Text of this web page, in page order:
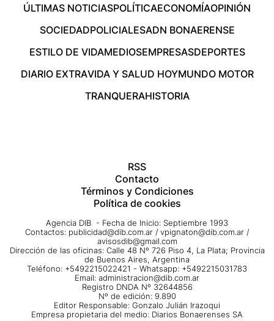
ÚLTIMAS NOTICIASPOLÍTICAECONOMÍAOPINIÓN
SOCIEDADPOLICIALESADN BONAERENSE
ESTILO DE VIDAMEDIOSEMPRESASDEPORTES
DIARIO EXTRAVIDA Y SALUD HOYMUNDO MOTOR
TRANQUERAHISTORIA
RSS
Contacto
Términos y Condiciones
Política de cookies
Agencia DIB - Fecha de Inicio: Septiembre 1993
Contactos: publicidad@dib.com.ar / vpignaton@dib.com.ar /
avisosdib@gmail.com
Dirección de las oficinas: Calle 48 Nº 726 Piso 4, La Plata; Provincia
de Buenos Aires, Argentina
Teléfono: +5492215022421 - Whatsapp: +5492215031783
Email: administracion@dib.com.ar
Registro DNDA Nº 32644856
Nº de edición: 9.890
Editor Responsable: Gonzalo Julián Irazoqui
Empresa propietaria del medio: Diarios Bonaerenses SA